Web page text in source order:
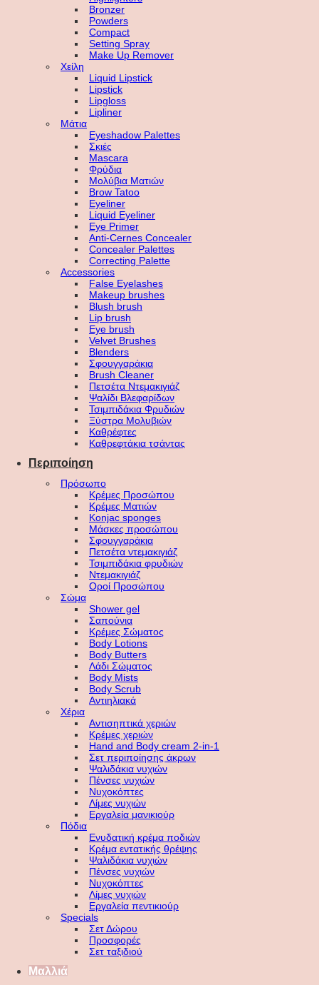
Bronzer
Powders
Compact
Setting Spray
Make Up Remover
Χείλη
Liquid Lipstick
Lipstick
Lipgloss
Lipliner
Μάτια
Eyeshadow Palettes
Σκιές
Mascara
Φρύδια
Μολύβια Ματιών
Brow Tatoo
Eyeliner
Liquid Eyeliner
Eye Primer
Anti-Cernes Concealer
Concealer Palettes
Correcting Palette
Accessories
False Eyelashes
Makeup brushes
Blush brush
Lip brush
Eye brush
Velvet Brushes
Blenders
Σφουγγαράκια
Brush Cleaner
Πετσέτα Ντεμακιγιάζ
Ψαλίδι Βλεφαρίδων
Τσιμπιδάκια Φρυδιών
Ξύστρα Μολυβιών
Καθρέφτες
Καθρεφτάκια τσάντας
Περιποίηση
Πρόσωπο
Κρέμες Προσώπου
Κρέμες Ματιών
Konjac sponges
Μάσκες προσώπου
Σφουγγαράκια
Πετσέτα ντεμακιγιάζ
Τσιμπιδάκια φρυδιών
Ντεμακιγιάζ
Οροί Προσώπου
Σώμα
Shower gel
Σαπούνια
Κρέμες Σώματος
Body Lotions
Body Butters
Λάδι Σώματος
Body Mists
Body Scrub
Αντιηλιακά
Χέρια
Αντισηπτικά χεριών
Κρέμες χεριών
Hand and Body cream 2-in-1
Σετ περιποίησης άκρων
Ψαλιδάκια νυχιών
Πένσες νυχιών
Νυχοκόπτες
Λίμες νυχιών
Εργαλεία μανικιούρ
Πόδια
Ενυδατική κρέμα ποδιών
Κρέμα εντατικής θρέψης
Ψαλιδάκια νυχιών
Πένσες νυχιών
Νυχοκόπτες
Λίμες νυχιών
Εργαλεία πεντικιούρ
Specials
Σετ Δώρου
Προσφορές
Σετ ταξιδιού
Μαλλιά